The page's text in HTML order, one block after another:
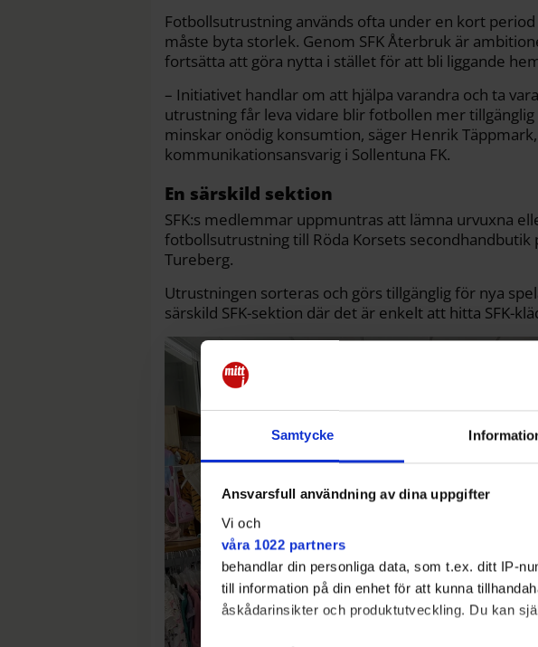
Samtycke
Ansvarsfull användning av dina uppgifter
Vi och
våra 1022 partners
behandlar din personliga data, som t.ex. ditt IP-
till information på din enhet för att kunna
åskådarinsikter och produktutveckling. Du kan
Fotbollsutrustning används ofta under en kort
måste byta storlek. Genom SFK Återbruk är
fortsätta att göra nytta i stället för att bli liggande
– Initiativet handlar om att hjälpa varandra och ta
utrustning får leva vidare blir fotbollen mer
minskar onödig konsumtion, säger Henrik
kommunikationsansvarig i Sollentuna FK.
En särskild sektion
SFK:s medlemmar uppmuntras att lämna urvuxna
fotbollsutrustning till Röda Korsets secondhandbutik
Tureberg.
Utrustningen sorteras och görs tillgänglig för nya
särskild SFK-sektion där det är enkelt att hitta SFK-